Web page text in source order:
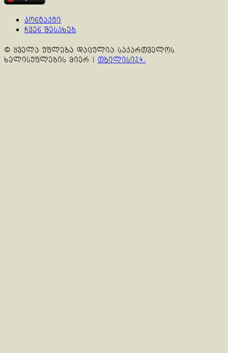
კონტაქტი
ჩვენ შესახებ
© ყველა უფლება დაცულია საქართველოს
ხელისუფლების მიერ | თბილისი24.